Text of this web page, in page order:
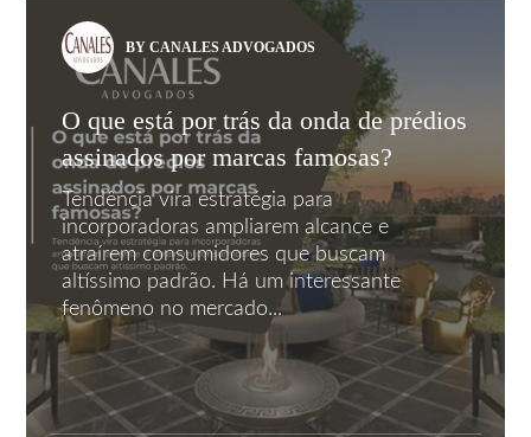
BY CANALES ADVOGADOS
O que está por trás da onda de prédios
assinados por marcas famosas?
Tendência vira estratégia para
incorporadoras ampliarem alcance e
atraírem consumidores que buscam
altíssimo padrão. Há um interessante
fenômeno no mercado...